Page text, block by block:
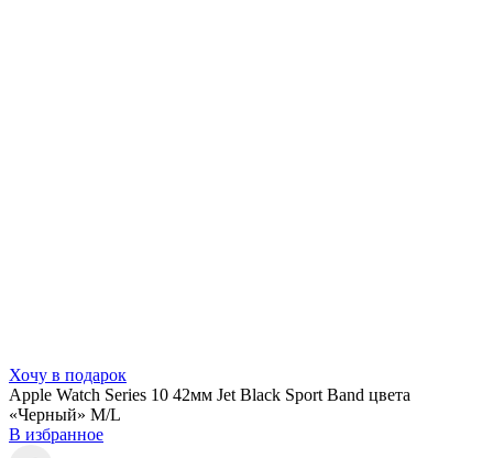
Хочу в подарок
Apple Watch Series 10 42мм Jet Black Sport Band цвета
«Черный» M/L
В избранное